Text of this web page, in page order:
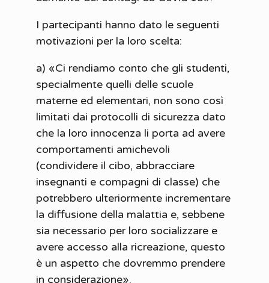
I partecipanti hanno dato le seguenti
motivazioni per la loro scelta:
a) «Ci rendiamo conto che gli studenti,
specialmente quelli delle scuole
materne ed elementari, non sono così
limitati dai protocolli di sicurezza dato
che la loro innocenza li porta ad avere
comportamenti amichevoli
(condividere il cibo, abbracciare
insegnanti e compagni di classe) che
potrebbero ulteriormente incrementare
la diffusione della malattia e, sebbene
sia necessario per loro socializzare e
avere accesso alla ricreazione, questo
è un aspetto che dovremmo prendere
in considerazione».